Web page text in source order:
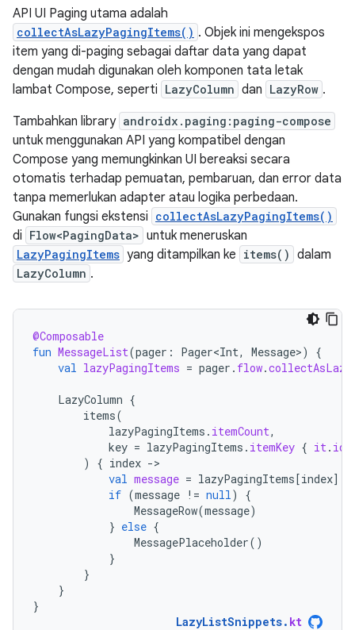
API UI Paging utama adalah
collectAsLazyPagingItems() . Objek ini mengekspos
item yang di-paging sebagai daftar data yang dapat
dengan mudah digunakan oleh komponen tata letak
lambat Compose, seperti LazyColumn dan LazyRow .
Tambahkan library androidx.paging:paging-compose
untuk menggunakan API yang kompatibel dengan
Compose yang memungkinkan UI bereaksi secara
otomatis terhadap pemuatan, pembaruan, dan error data
tanpa memerlukan adapter atau logika perbedaan.
Gunakan fungsi ekstensi collectAsLazyPagingItems()
di Flow<PagingData> untuk meneruskan
LazyPagingItems yang ditampilkan ke items() dalam
LazyColumn .
@Composable
fun MessageList(pager : Pager<Int, Message>)
{
val lazyPagingItems = pager . flow.
LazyColumn {
items(
lazyPagingItems . itemCount,
key = lazyPagingItems . itemKey { it . id
)
{ index -
val message = lazyPagingItems[index]
if (message != null )
{
MessageRow(message)
} else {
MessagePlaceholder()
}
}
}
}
LazyListSnippets. kt